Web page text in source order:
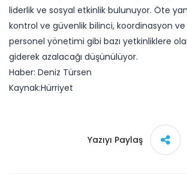
liderlik ve sosyal etkinlik bulunuyor. Öte
kontrol ve güvenlik bilinci, koordinasyon
personel yönetimi gibi bazı yetkinliklere
giderek azalacağı düşünülüyor.
Haber: Deniz Türsen
​Kaynak:Hürriyet ​
Yazıyı Paylaş